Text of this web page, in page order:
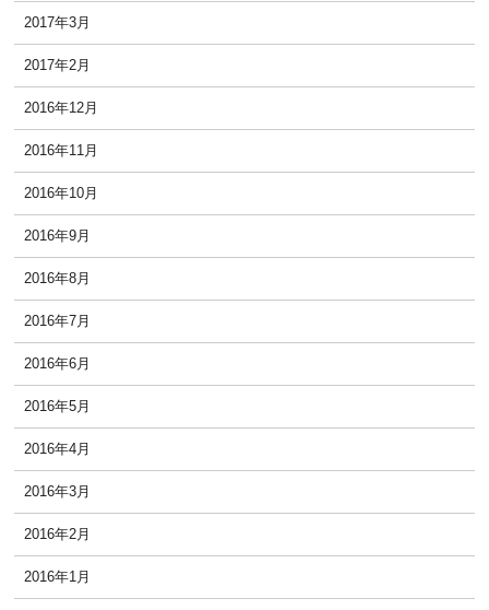
2017年3月
2017年2月
2016年12月
2016年11月
2016年10月
2016年9月
2016年8月
2016年7月
2016年6月
2016年5月
2016年4月
2016年3月
2016年2月
2016年1月